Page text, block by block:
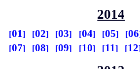
2014
01 02 03 04 05
06
07
08 09 10 11 12